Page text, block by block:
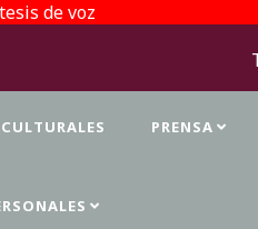
de voz
PRENSA